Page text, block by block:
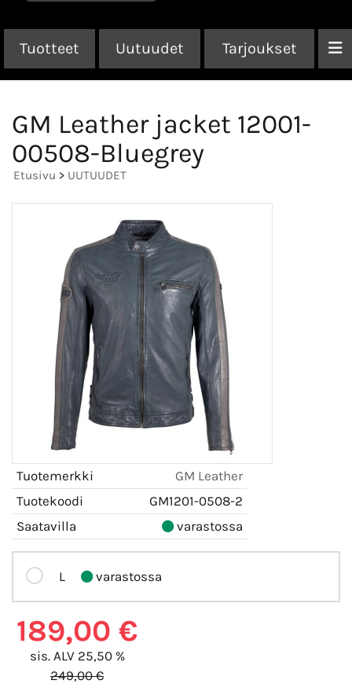
Tuotteet Uutuudet Tarjoukset
GM Leather jacket 12001-
00508-Bluegrey
Etusivu > UUTUUDET
Tuotemerkki
GM Leather
Tuotekoodi
GM1201-0508-2
Saatavilla
varastossa
L varastossa
189,00 €
sis. ALV 25,50 %
249,00 €